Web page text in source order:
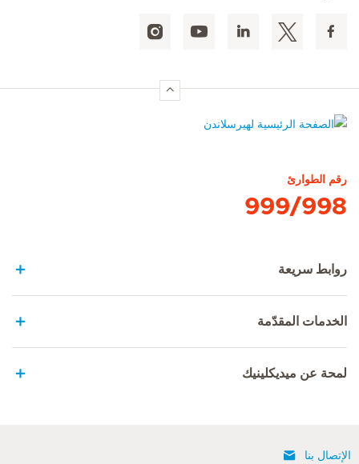
رقم الطوارئ
999/998
روابط سريعة
الخدمات المقدّمة
لمحة عن ميديكلينيك
الإتصال بنا